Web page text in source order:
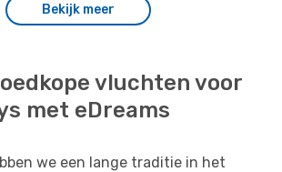
Bekijk meer
vluchten voor
met eDreams
we een lange traditie in het